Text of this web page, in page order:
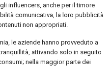
influencers, anche per il timore
comunicativa, la loro pubblicità
non appropriati.
le aziende hanno provveduto a
attivando solo in seguito
nella maggior parte dei